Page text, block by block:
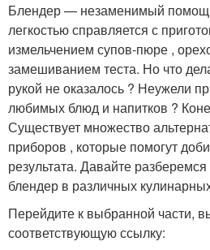
Блендер — незаменимый
легкостью справляется с
измельчением супов-пюре ,
замешиванием теста. Но что
рукой не оказалось ? Неужели
любимых блюд и напитков ?
Существует множество
приборов , которые помогут
результата. Давайте
блендер в различных
Перейдите к выбранной части,
соответствующую ссылку: